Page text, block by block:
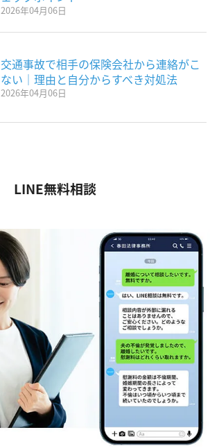
2026年04月06日
交通事故で相手の保険会社から連絡がこ
ない｜理由と自分からすべき対処法
2026年04月06日
LINE無料相談